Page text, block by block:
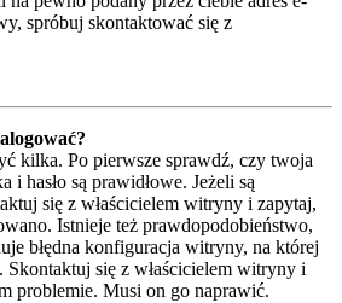
spróbuj skontaktować się z
kilka. Po pierwsze sprawdź, czy twoja
i hasło są prawidłowe. Jeżeli są
się z właścicielem witryny i zapytaj,
Istnieje też prawdopodobieństwo,
błędna konfiguracja witryny, na której
Skontaktuj się z właścicielem witryny i
problemie. Musi on go naprawić.